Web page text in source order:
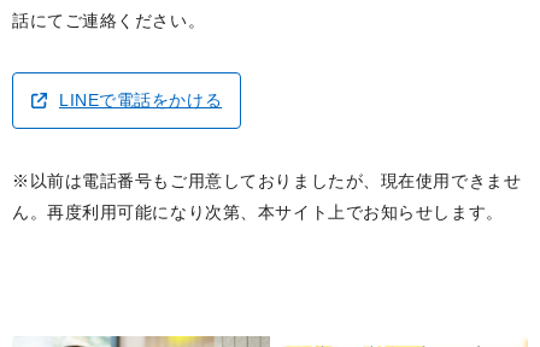
話にてご連絡ください。
LINEで電話をかける
※以前は電話番号もご用意しておりましたが、現在使用できませ
ん。再度利用可能になり次第、本サイト上でお知らせします。